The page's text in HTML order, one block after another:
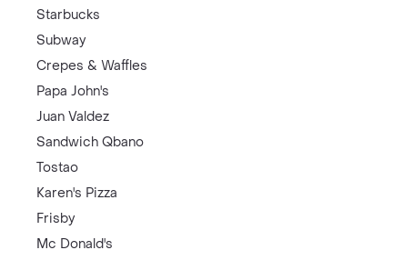
Starbucks
Subway
Crepes & Waffles
Papa John's
Juan Valdez
Sandwich Qbano
Tostao
Karen's Pizza
Frisby
Mc Donald's